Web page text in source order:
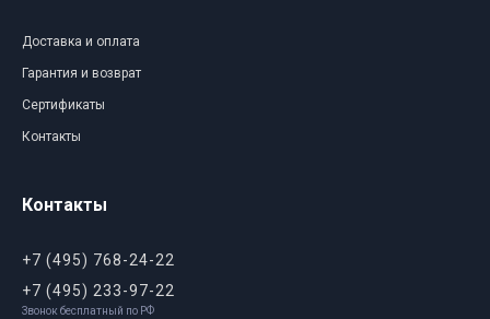
Доставка и оплата
Гарантия и возврат
Сертификаты
Контакты
Контакты
+7 (495) 768-24-22
+7 (495) 233-97-22
Звонок бесплатный по РФ